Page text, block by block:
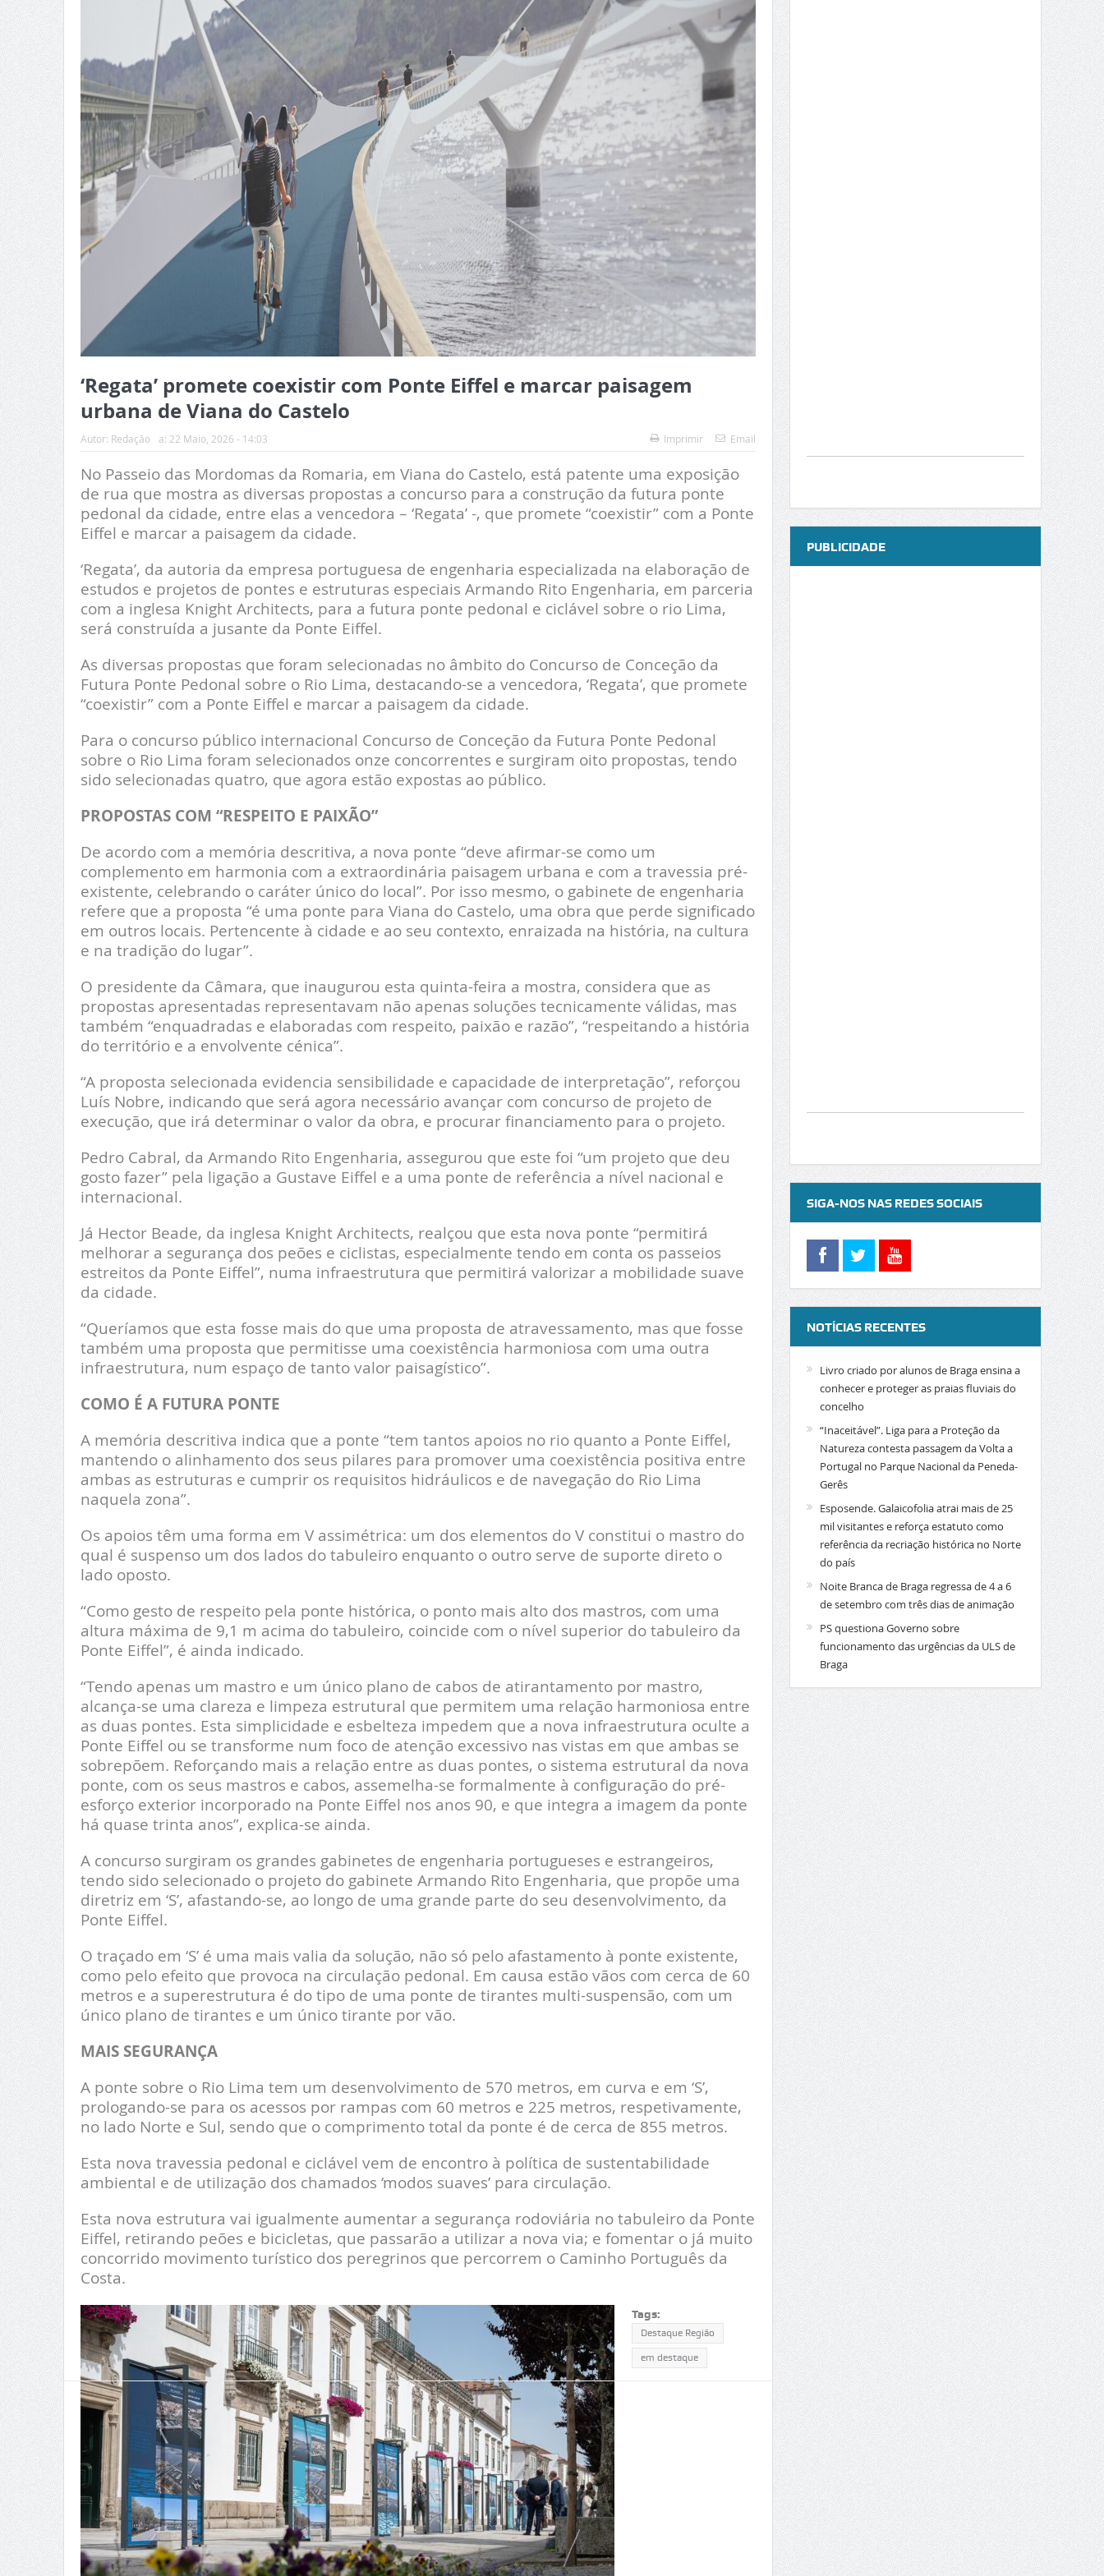
‘Regata’ promete coexistir com Ponte Eiffel e marcar paisagem
urbana de Viana do Castelo
Autor: Redação a: 22 Maio, 2026 - 14:03 Imprimir Email
No Passeio das Mordomas da Romaria, em Viana do Castelo, está patente uma exposição
de rua que mostra as diversas propostas a concurso para a construção da futura ponte
pedonal da cidade, entre elas a vencedora – ‘Regata’ -, que promete “coexistir” com a Ponte
Eiffel e marcar a paisagem da cidade.
‘Regata’, da autoria da empresa portuguesa de engenharia especializada na elaboração de
estudos e projetos de pontes e estruturas especiais Armando Rito Engenharia, em parceria
com a inglesa Knight Architects, para a futura ponte pedonal e ciclável sobre o rio Lima,
será construída a jusante da Ponte Eiffel.
As diversas propostas que foram selecionadas no âmbito do Concurso de Conceção da
Futura Ponte Pedonal sobre o Rio Lima, destacando-se a vencedora, ‘Regata’, que promete
“coexistir” com a Ponte Eiffel e marcar a paisagem da cidade.
Para o concurso público internacional Concurso de Conceção da Futura Ponte Pedonal
sobre o Rio Lima foram selecionados onze concorrentes e surgiram oito propostas, tendo
sido selecionadas quatro, que agora estão expostas ao público.
PROPOSTAS COM “RESPEITO E PAIXÃO”
De acordo com a memória descritiva, a nova ponte “deve afirmar-se como um
complemento em harmonia com a extraordinária paisagem urbana e com a travessia pré-
existente, celebrando o caráter único do local”. Por isso mesmo, o gabinete de engenharia
refere que a proposta “é uma ponte para Viana do Castelo, uma obra que perde significado
em outros locais. Pertencente à cidade e ao seu contexto, enraizada na história, na cultura
e na tradição do lugar”.
O presidente da Câmara, que inaugurou esta quinta-feira a mostra, considera que as
propostas apresentadas representavam não apenas soluções tecnicamente válidas, mas
também “enquadradas e elaboradas com respeito, paixão e razão”, “respeitando a história
do território e a envolvente cénica”.
“A proposta selecionada evidencia sensibilidade e capacidade de interpretação”, reforçou
Luís Nobre, indicando que será agora necessário avançar com concurso de projeto de
execução, que irá determinar o valor da obra, e procurar financiamento para o projeto.
Pedro Cabral, da Armando Rito Engenharia, assegurou que este foi “um projeto que deu
gosto fazer” pela ligação a Gustave Eiffel e a uma ponte de referência a nível nacional e
internacional.
Já Hector Beade, da inglesa Knight Architects, realçou que esta nova ponte “permitirá
melhorar a segurança dos peões e ciclistas, especialmente tendo em conta os passeios
estreitos da Ponte Eiffel”, numa infraestrutura que permitirá valorizar a mobilidade suave
da cidade.
“Queríamos que esta fosse mais do que uma proposta de atravessamento, mas que fosse
também uma proposta que permitisse uma coexistência harmoniosa com uma outra
infraestrutura, num espaço de tanto valor paisagístico”.
COMO É A FUTURA PONTE
A memória descritiva indica que a ponte “tem tantos apoios no rio quanto a Ponte Eiffel,
mantendo o alinhamento dos seus pilares para promover uma coexistência positiva entre
ambas as estruturas e cumprir os requisitos hidráulicos e de navegação do Rio Lima
naquela zona”.
Os apoios têm uma forma em V assimétrica: um dos elementos do V constitui o mastro do
qual é suspenso um dos lados do tabuleiro enquanto o outro serve de suporte direto o
lado oposto.
“Como gesto de respeito pela ponte histórica, o ponto mais alto dos mastros, com uma
altura máxima de 9,1 m acima do tabuleiro, coincide com o nível superior do tabuleiro da
Ponte Eiffel”, é ainda indicado.
“Tendo apenas um mastro e um único plano de cabos de atirantamento por mastro,
alcança-se uma clareza e limpeza estrutural que permitem uma relação harmoniosa entre
as duas pontes. Esta simplicidade e esbelteza impedem que a nova infraestrutura oculte a
Ponte Eiffel ou se transforme num foco de atenção excessivo nas vistas em que ambas se
sobrepõem. Reforçando mais a relação entre as duas pontes, o sistema estrutural da nova
ponte, com os seus mastros e cabos, assemelha-se formalmente à configuração do pré-
esforço exterior incorporado na Ponte Eiffel nos anos 90, e que integra a imagem da ponte
há quase trinta anos”, explica-se ainda.
A concurso surgiram os grandes gabinetes de engenharia portugueses e estrangeiros,
tendo sido selecionado o projeto do gabinete Armando Rito Engenharia, que propõe uma
diretriz em ‘S’, afastando-se, ao longo de uma grande parte do seu desenvolvimento, da
Ponte Eiffel.
O traçado em ‘S’ é uma mais valia da solução, não só pelo afastamento à ponte existente,
como pelo efeito que provoca na circulação pedonal. Em causa estão vãos com cerca de 60
metros e a superestrutura é do tipo de uma ponte de tirantes multi-suspensão, com um
único plano de tirantes e um único tirante por vão.
MAIS SEGURANÇA
A ponte sobre o Rio Lima tem um desenvolvimento de 570 metros, em curva e em ‘S’,
prologando-se para os acessos por rampas com 60 metros e 225 metros, respetivamente,
no lado Norte e Sul, sendo que o comprimento total da ponte é de cerca de 855 metros.
Esta nova travessia pedonal e ciclável vem de encontro à política de sustentabilidade
ambiental e de utilização dos chamados ‘modos suaves’ para circulação.
Esta nova estrutura vai igualmente aumentar a segurança rodoviária no tabuleiro da Ponte
Eiffel, retirando peões e bicicletas, que passarão a utilizar a nova via; e fomentar o já muito
concorrido movimento turístico dos peregrinos que percorrem o Caminho Português da
Costa.
Tags:
Destaque Região
em destaque
PUBLICIDADE
SIGA-NOS NAS REDES SOCIAIS
NOTÍCIAS RECENTES
Livro criado por alunos de Braga ensina a
conhecer e proteger as praias fluviais do
concelho
“Inaceitável”. Liga para a Proteção da
Natureza contesta passagem da Volta a
Portugal no Parque Nacional da Peneda-
Gerês
Esposende. Galaicofolia atrai mais de 25
mil visitantes e reforça estatuto como
referência da recriação histórica no Norte
do país
Noite Branca de Braga regressa de 4 a 6
de setembro com três dias de animação
PS questiona Governo sobre
funcionamento das urgências da ULS de
Braga